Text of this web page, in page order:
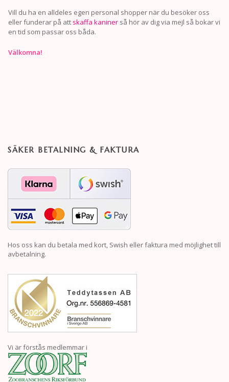
Vill du ha en alldeles egen personal shopper när du besöker oss
eller funderar på att skaffa kaniner så hör av dig via mejl så bokar vi
en tid som passar oss båda.
Välkomna!
SÄKER BETALNING & FAKTURA
Hos oss kan du betala med kort, Swish eller faktura med möjlighet till
avbetalning.
Vi är förstås medlemmar i